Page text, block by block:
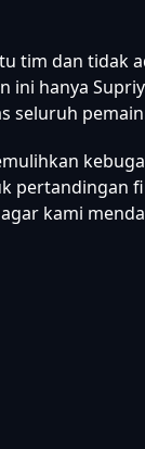
tim dan tidak
ini hanya
seluruh
pertandingan
kami